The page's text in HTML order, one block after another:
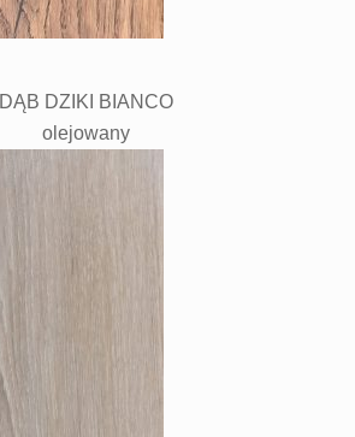
DĄB DZIKI BIANCO
olejowany